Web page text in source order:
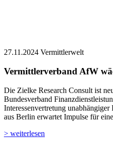
27.11.2024 Vermittlerwelt
Vermittlerverband AfW
Die Zielke Research Consult ist
Bundesverband
Interessenvertretung
aus Berlin erwartet Impulse für
> weiterlesen